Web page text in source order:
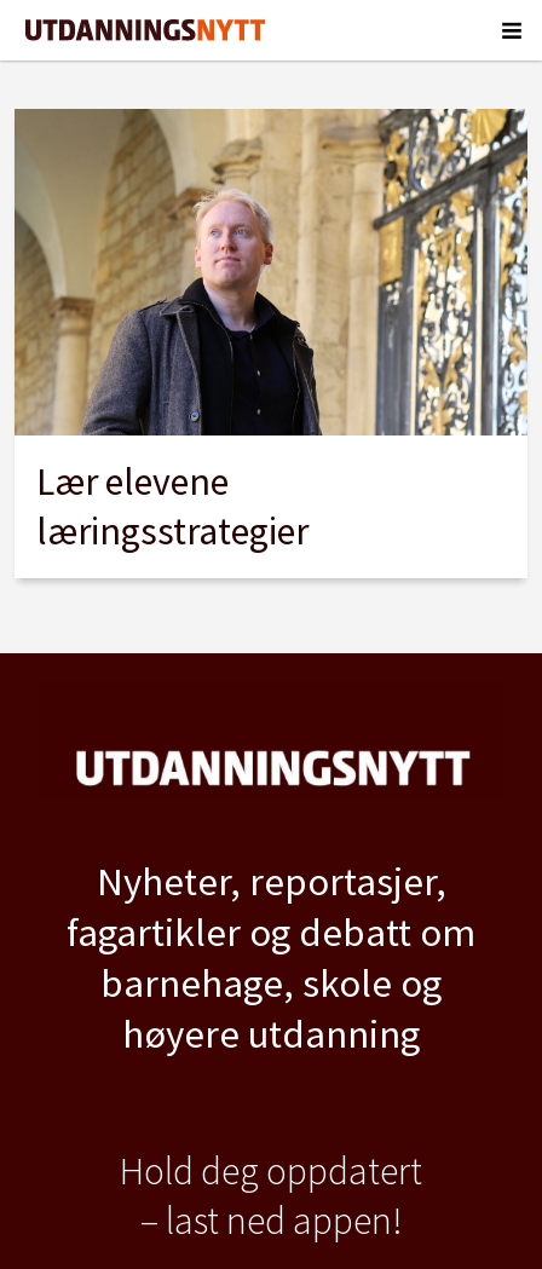
Tag:
studere
Lær elevene
læringsstrategier
Nyheter, reportasjer,
fagartikler og debatt om
barnehage, skole og
høyere utdanning
Hold deg oppdatert
– last ned appen!